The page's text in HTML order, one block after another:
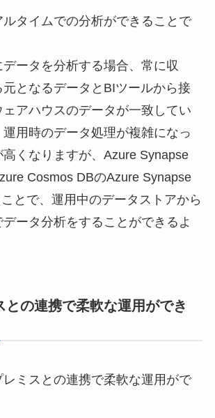
ルタイムでの分析ができることで
データを分析する場合、常に収
となるデータとBIツールから接
アハウスのデータが一致してい
用時のデータ処理が複雑になっ
くなりますが、Azure Synapse
Cosmos DBのAzure Synapse
とで、運用中のデータストアから
データ分析をすることができるよ
との連携で柔軟な運用ができ
ミスとの連携で柔軟な運用がで